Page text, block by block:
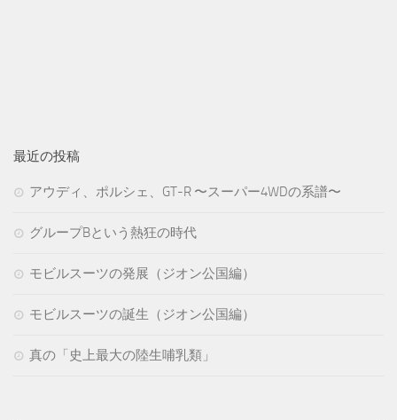
最近の投稿
アウディ、ポルシェ、GT-R 〜スーパー4WDの系譜〜
グループBという熱狂の時代
モビルスーツの発展（ジオン公国編）
モビルスーツの誕生（ジオン公国編）
真の「史上最大の陸生哺乳類」